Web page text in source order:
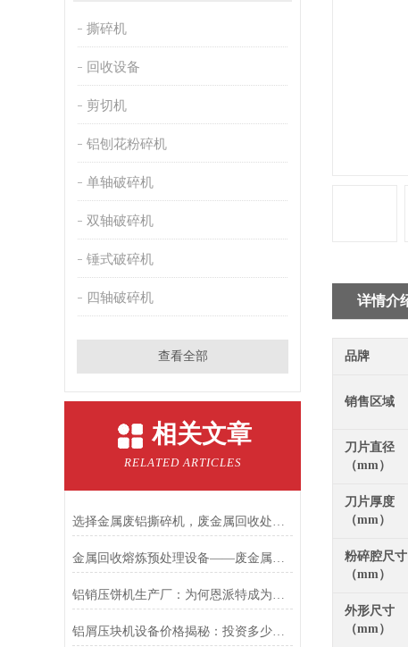
撕碎机
回收设备
剪切机
铝刨花粉碎机
单轴破碎机
双轴破碎机
锤式破碎机
四轴破碎机
查看全部
相关文章
RELATED ARTICLES
选择金属废铝撕碎机，废金属回收处理不再是难题
金属回收熔炼预处理设备——废金属锤击撕碎机
铝销压饼机生产厂：为何恩派特成为行业信赖的优选品牌？
铝屑压块机设备价格揭秘：投资多少？为何恩派特值得选择？
详情介
品牌
销售区域
刀片直径
（mm）
刀片厚度
（mm）
粉碎腔尺寸
（mm）
外形尺寸
（mm）